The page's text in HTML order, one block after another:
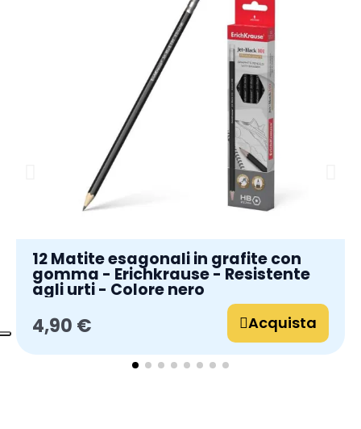
12 Matite esagonali in grafite con
gomma - Erichkrause - Resistente
agli urti - Colore nero
4,90 € Acquista